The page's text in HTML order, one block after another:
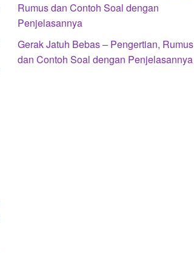
Rumus dan Contoh Soal dengan
Penjelasannya
Gerak Jatuh Bebas – Pengertian, Rumus
dan Contoh Soal dengan Penjelasannya